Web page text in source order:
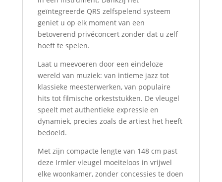
geïntegreerde QRS zelfspelend systeem
geniet u op elk moment van een
betoverend privéconcert zonder dat u zelf
hoeft te spelen.
Laat u meevoeren door een eindeloze
wereld van muziek: van intieme jazz tot
klassieke meesterwerken, van populaire
hits tot filmische orkeststukken. De vleugel
speelt met authentieke expressie en
dynamiek, precies zoals de artiest het heeft
bedoeld.
Met zijn compacte lengte van 148 cm past
deze Irmler vleugel moeiteloos in vrijwel
elke woonkamer, zonder concessies te doen